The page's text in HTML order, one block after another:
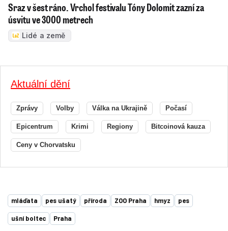
Sraz v šest ráno. Vrchol festivalu Tóny Dolomit zazní za
úsvitu ve 3000 metrech
Lidé a země
Aktuální dění
Zprávy Volby Válka na Ukrajině Počasí
Epicentrum Krimi Regiony Bitcoinová kauza
Ceny v Chorvatsku
mláďata pes ušatý příroda ZOO Praha hmyz pes
ušní boltec Praha